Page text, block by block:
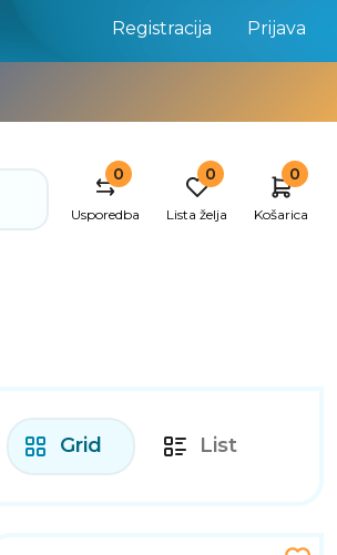
Registracija Prijava
0
Usporedba
0
Lista želja
0
Košarica
Grid List